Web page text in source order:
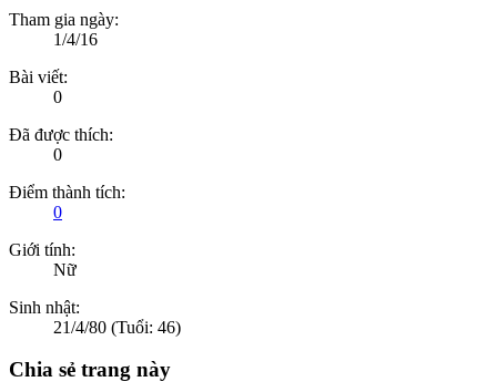
Tham gia ngày:
1/4/16
Bài viết:
0
Đã được thích:
0
Điểm thành tích:
0
Giới tính:
Nữ
Sinh nhật:
21/4/80 (Tuổi: 46)
Chia sẻ trang này